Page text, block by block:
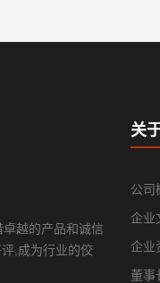
越的产品和诚信
,成为行业的佼
关
公司
企业
企业
董事